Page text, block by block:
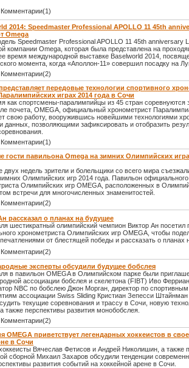
2014: Speedmaster Professional APOLLO 11 45th
Omega
Speedmaster Professional APOLLO 11 45th anniversary
компании Omega, которая была представлена на
время международной выставке Baselworld 2014,
момента, когда «Аполлон-11» совершил посадку на
передовые технологии спортивного
играх 2014 года в Сочи
как спортсмены-паралимпийцы из 45 стран соревнуются
почета, OMEGA, официальный хронометрист
свою работу, вооружившись новейшими технологиями
данных, позволяющими зафиксировать и отобразить
гости павильона Omega на зимних Олимпийских
двух недель зрители и болельщики со всего мира
Олимпийских игр 2014 года. Павильон официального
Олимпийских игр OMEGA, расположенных в
встречи для многочисленных знаменитостей.
рассказал о планах на будущее
шестикратный олимпийский чемпион Виктор Ан посетил
хронометриста Олимпийских игр OMEGA, чтобы
от блестящей победы и рассказать о планах
эксперты обсудили будущее бобслея
в павильон OMEGA в Олимпийском парке были
ассоциации бобслея и скелетона (FIBT) Иво
NBC по бобслею Джон Морган, директор по спортивным
ассоциации Swiss Sliding Кристиан Зепесси Штайнман
текущие соревнования и трассу в Сочи, новую
также перспективы развития монобобслея.
OMEGA приветствует легендарных хоккеистов в
в Сочи
Вячеслав Фетисов и Андрей Николишин, а также
сборной Михаил Захаров обсудили тенденции
развития событий на хоккейной арене в Сочи.